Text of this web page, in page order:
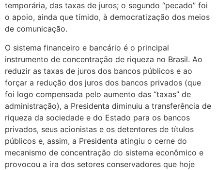
temporária, das taxas de juros; o segundo “pecado” foi
o apoio, ainda que tímido, à democratização dos meios
de comunicação.
O sistema financeiro e bancário é o principal
instrumento de concentração de riqueza no Brasil. Ao
reduzir as taxas de juros dos bancos públicos e ao
forçar a redução dos juros dos bancos privados (que
foi logo compensada pelo aumento das “taxas” de
administração), a Presidenta diminuiu a transferência de
riqueza da sociedade e do Estado para os bancos
privados, seus acionistas e os detentores de títulos
públicos e, assim, a Presidenta atingiu o cerne do
mecanismo de concentração do sistema econômico e
provocou a ira dos setores conservadores que hoje